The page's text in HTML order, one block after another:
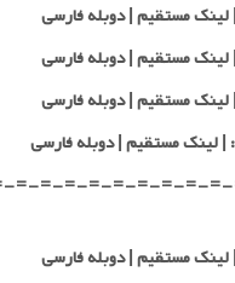
=-=-=-=-=-=-=-=-